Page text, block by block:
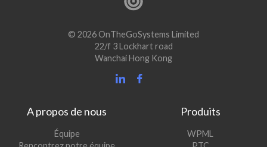
© 2026 OnTheGoSystems Limited
22/f 3 Lockhart road
Wanchai Hong Kong
A propos de nous
Équipe
Produits
WPML
(s’ouvre